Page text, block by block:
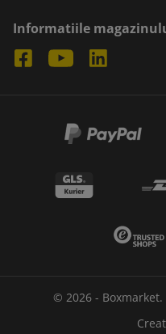
Informatiile
© 2026 -